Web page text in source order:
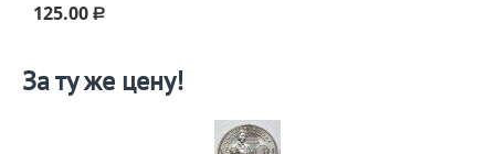
125.00 Р
За ту же цену!